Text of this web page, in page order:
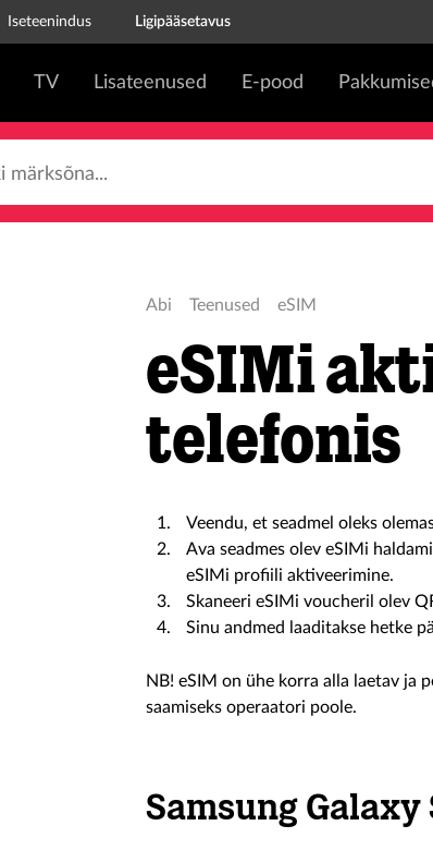
Iseteenindus Ligipääsetavus
TV Lisateenused E-pood
Abi Teenused eSIM
eSIMi
telefonis
Veendu, et seadmel oleks
Ava seadmes olev eSIMi
eSIMi profiili aktiveerimine.
Skaneeri eSIMi voucheril olev
Sinu andmed laaditakse hetke
NB! eSIM on ühe korra alla laetav ja
saamiseks operaatori poole.
Samsung Galaxy